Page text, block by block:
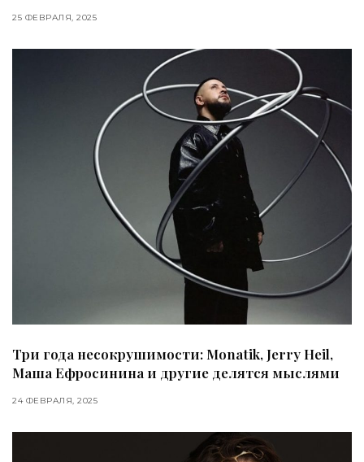
25 ФЕВРАЛЯ, 2025
Три года несокрушимости: Monatik, Jerry Heil,
Маша Ефросинина и другие делятся мыслями
24 ФЕВРАЛЯ, 2025